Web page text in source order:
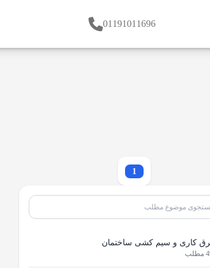
01191011696
1
کاری و سیم کشی ساختمان